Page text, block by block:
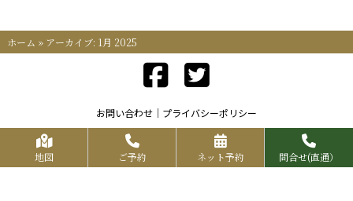
ホーム » アーカイブ: 1月 2025
お問い合わせ プライバシーポリシー
Copyrights KR FOOD SERVICE All Rights Reserved.
地図 ご予約 ネット予約 問合せ(直通）